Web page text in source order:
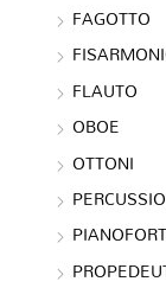
FAGOTTO
FLAUTO
OBOE
OTTONI